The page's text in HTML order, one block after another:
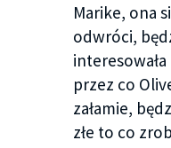
– Mam nadzieję,
– Po prostu nie
umówisz się ze mną.
Musnął palcami
moich włosów, a
Marike, ona
odwróci,
przez co
załamie,
złe to co